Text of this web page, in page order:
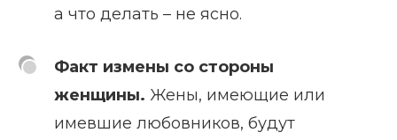
а что делать – не ясно.
Факт измены со стороны
женщины. Жены, имеющие или
имевшие любовников, будут